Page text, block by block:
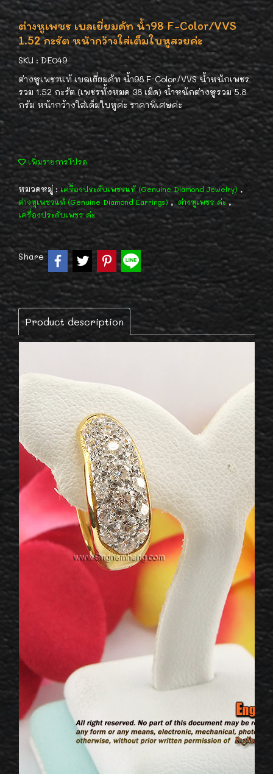
ต่างหูเพชร เบลเยี่ยมคัท น้ำ98 F-Color/VVS
1.52 กะรัต หน้ากว้างใส่เต็มใบหูสวยค่ะ
SKU : DE049
ต่างหูเพชรแท้ เบลเยี่ยมคัท น้ำ98 F-Color/VVS น้ำหนักเพชร
รวม 1.52 กะรัต (เพชรทั้งหมด 38 เม็ด) น้ำหนักต่างหูรวม 5.8
กรัม หน้ากว้างใส่เต็มใบหูค่ะ ราคาพิเศษค่ะ
เพิ่มรายการโปรด
หมวดหมู่ : เครื่องประดับเพชรแท้ (Genuine Diamond Jewelry) ,
ต่างหูเพชรแท้ (Genuine Diamond Earrings) , ต่างหูเพชร ค่ะ ,
เครื่องประดับเพชร ค่ะ
Share
Product description